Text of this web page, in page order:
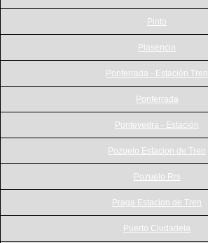
Pinto
Plasencia
Ponferrada - Estación Tren
Ponferrada
Pontevedra - Estación
Pozuelo Estacion de Tren
Pozuelo Rrs
Praga Estacion de Tren
Puerto Ciudadela